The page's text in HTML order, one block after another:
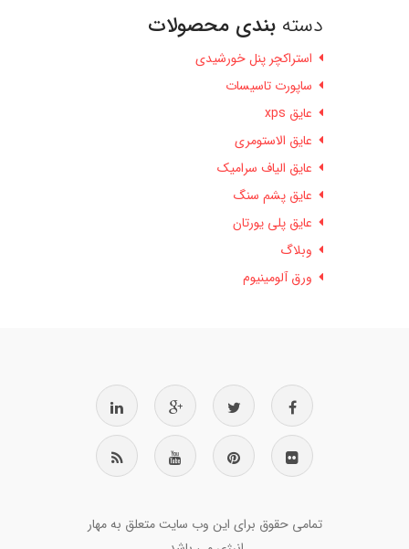
دسته بندی محصولات
استراکچر پنل خورشیدی
ساپورت تاسیسات
عایق xps
عایق الاستومری
عایق الیاف سرامیک
عایق پشم سنگ
عایق پلی یورتان
وبلاگ
ورق آلومینیوم
تمامی حقوق برای این وب سایت متعلق به مهار